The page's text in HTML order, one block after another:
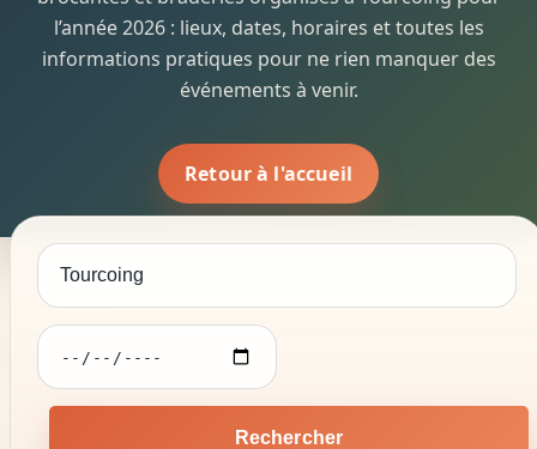
l’année 2026 : lieux, dates, horaires et toutes les
informations pratiques pour ne rien manquer des
événements à venir.
Retour à l'accueil
Rechercher